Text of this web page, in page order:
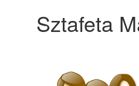
Sztafeta